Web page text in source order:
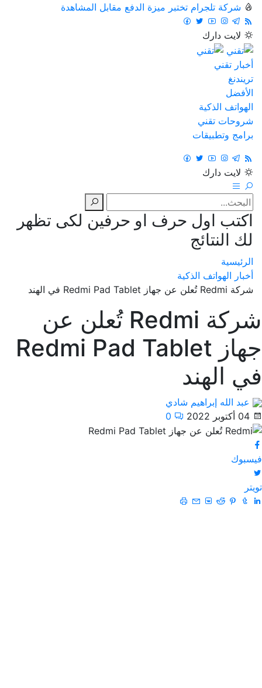
شركة تلجرام تختبر ميزة الدفع مقابل المشاهدة
لايت دارك
أخبار تقني
تريندنغ
الأفضل
الهواتف الذكية
شروحات تقني
برامج وتطبيقات
لايت دارك
اكتب اول حرف او حرفين لكى تظهر
لك النتائج
الرئيسية
أخبار الهواتف الذكية
شركة Redmi تُعلن عن جهاز Redmi Pad Tablet في الهند
شركة Redmi تُعلن عن
جهاز Redmi Pad Tablet
في الهند
عبد الله إبراهيم شادي
04 أكتوبر 2022
0
فيسبوك
تويتر